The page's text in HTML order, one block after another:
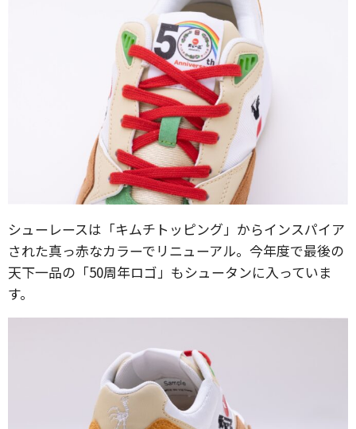
シューレースは「キムチトッピング」からインスパイア
された真っ赤なカラーでリニューアル。今年度で最後の
天下一品の「50周年ロゴ」もシュータンに入っていま
す。